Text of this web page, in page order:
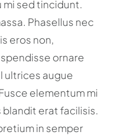
mi sed tincidunt.
Phasellus nec
eros non,
ornare
ultrices augue
elementum mi
erat facilisis.
in semper